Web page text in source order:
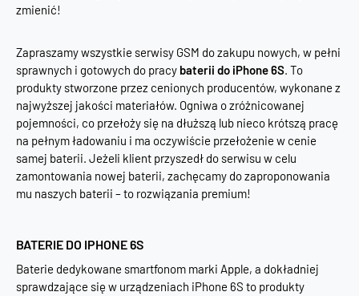
zmienić!
Zapraszamy wszystkie serwisy GSM do zakupu nowych, w pełni
sprawnych i gotowych do pracy baterii do iPhone 6S. To
produkty stworzone przez cenionych producentów, wykonane z
najwyższej jakości materiałów. Ogniwa o zróżnicowanej
pojemności, co przełoży się na dłuższą lub nieco krótszą pracę
na pełnym ładowaniu i ma oczywiście przełożenie w cenie
samej baterii. Jeżeli klient przyszedł do serwisu w celu
zamontowania nowej baterii, zachęcamy do zaproponowania
mu naszych baterii – to rozwiązania premium!
BATERIE DO IPHONE 6S
Baterie dedykowane smartfonom marki Apple, a dokładniej
sprawdzające się w urządzeniach iPhone 6S to produkty